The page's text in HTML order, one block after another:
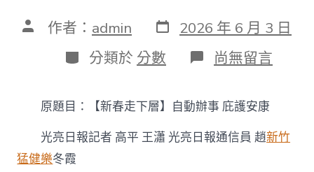
文 作者： admin 發
表
日
期
2026 年 6 月 3 日
分
類
分類於 分數 在
〈自
辦
事
&
森
尚無留言
原題目：【新春走下層】自動辦事 庇護安康
光亮日報記者 高平 王瀟 光亮日報通信員 趙新竹
猛健樂冬霞